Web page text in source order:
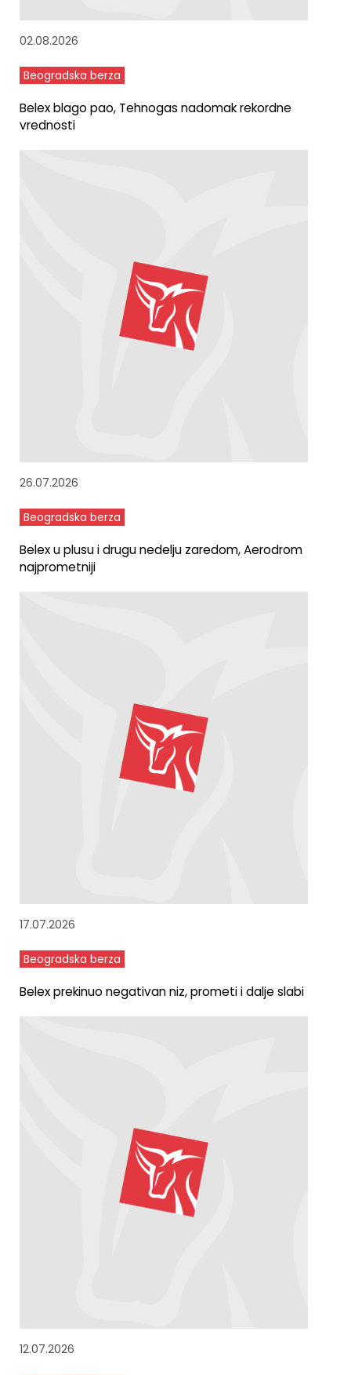
02.08.2026
Beogradska berza
Belex blago pao, Tehnogas nadomak rekordne
vrednosti
26.07.2026
Beogradska berza
Belex u plusu i drugu nedelju zaredom, Aerodrom
najprometniji
17.07.2026
Beogradska berza
Belex prekinuo negativan niz, prometi i dalje slabi
12.07.2026